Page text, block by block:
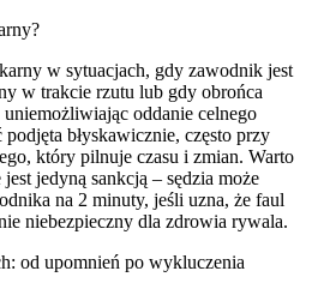
w sytuacjach, gdy zawodnik jest
w trakcie rzutu lub gdy obrońca
oddanie celnego
błyskawicznie, często przy
który pilnuje czasu i zmian. Warto
jedyną sankcją – sędzia może
na 2 minuty, jeśli uzna, że faul
niebezpieczny dla zdrowia rywala.
od upomnień po wykluczenia